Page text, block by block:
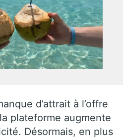
d’attrait à l’offre
plateforme augmente
Désormais, en plus